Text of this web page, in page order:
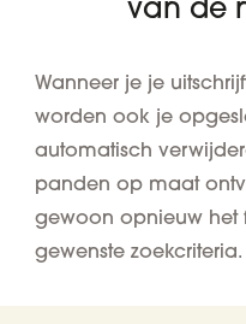
van de
Wanneer je je
worden ook je
automatisch
panden op maat
gewoon opnieuw het
gewenste zoekcriteria.